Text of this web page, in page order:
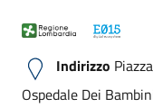
Indirizzo
Ospedale Dei